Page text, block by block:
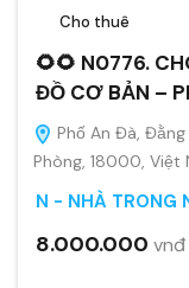
Cho thuê
🌻🌻 N0776.
ĐỒ CƠ BẢN –
Phố An Đà,
Phòng, 18000, Việt
N - NHÀ TRONG
8.000.000